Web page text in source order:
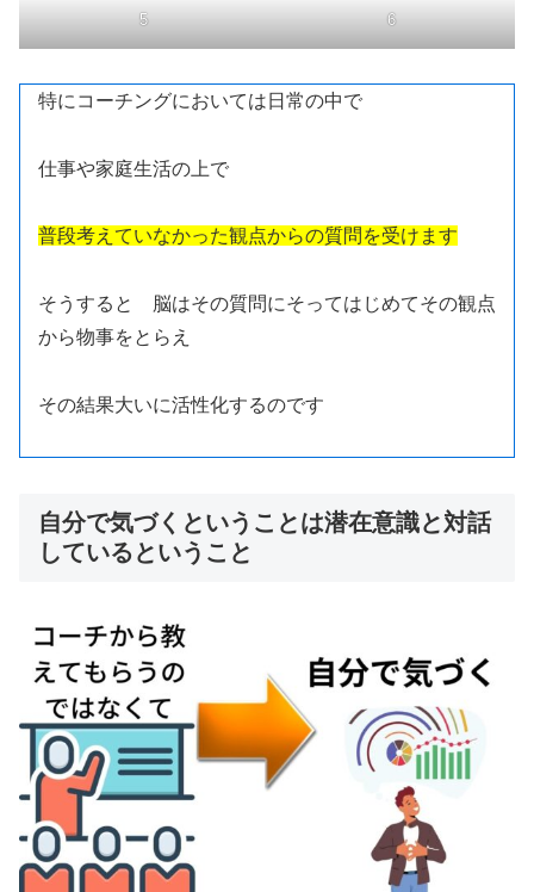
5 6
特にコーチングにおいては日常の中で
仕事や家庭生活の上で
普段考えていなかった観点からの質問を受けます
そうすると 脳はその質問にそってはじめてその観点
から物事をとらえ
その結果大いに活性化するのです
自分で気づくということは潜在意識と対話
しているということ